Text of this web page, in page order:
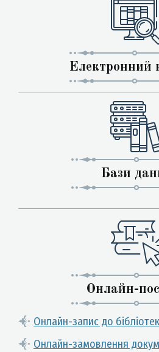
Електронний
Бази
Онлайн-
Онлайн-запис до
Онлайн-замовлення